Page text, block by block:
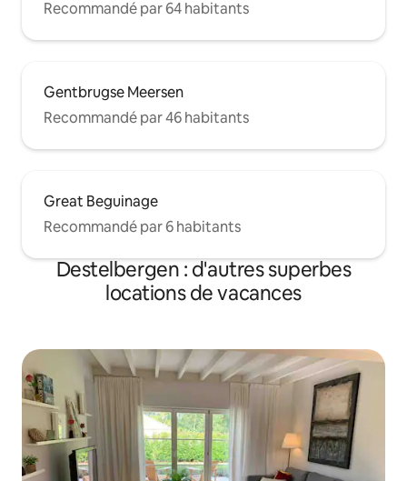
Recommandé par 64 habitants
Gentbrugse Meersen
Recommandé par 46 habitants
Great Beguinage
Recommandé par 6 habitants
Destelbergen : d'autres superbes
locations de vacances